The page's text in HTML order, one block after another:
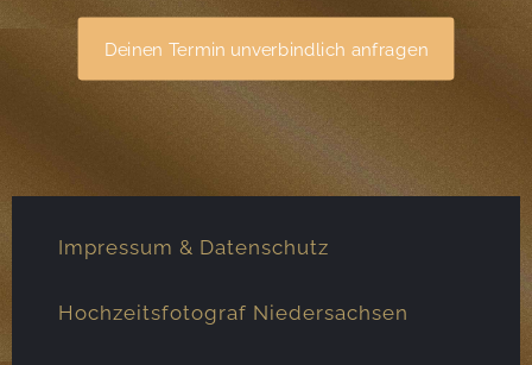
Deinen Termin unverbindlich anfragen
Impressum & Datenschutz
Hochzeitsfotograf Niedersachsen